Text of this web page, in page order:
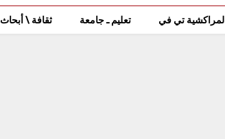
المراكشية تي في تعليم ـ جامعة ثقافة \ أبحاث